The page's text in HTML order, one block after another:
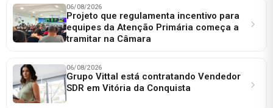
06/08/2026
Projeto que regulamenta incentivo para
equipes da Atenção Primária começa a
tramitar na Câmara
06/08/2026
Grupo Vittal está contratando Vendedor
SDR em Vitória da Conquista